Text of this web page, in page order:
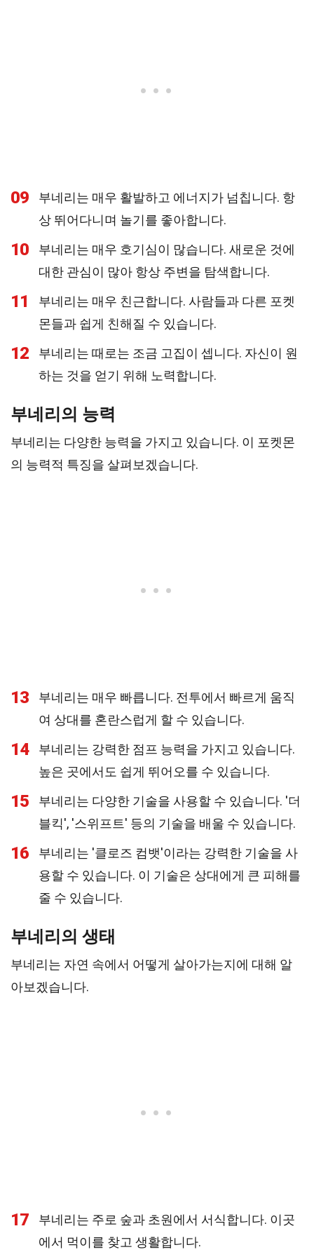
09
부네리는 매우 활발하고 에너지가 넘칩니다. 항
상 뛰어다니며 놀기를 좋아합니다.
10
부네리는 매우 호기심이 많습니다. 새로운 것에
대한 관심이 많아 항상 주변을 탐색합니다.
11
부네리는 매우 친근합니다. 사람들과 다른 포켓
몬들과 쉽게 친해질 수 있습니다.
12
부네리는 때로는 조금 고집이 셉니다. 자신이 원
하는 것을 얻기 위해 노력합니다.
부네리의 능력
부네리는 다양한 능력을 가지고 있습니다. 이 포켓몬
의 능력적 특징을 살펴보겠습니다.
13
부네리는 매우 빠릅니다. 전투에서 빠르게 움직
여 상대를 혼란스럽게 할 수 있습니다.
14
부네리는 강력한 점프 능력을 가지고 있습니다.
높은 곳에서도 쉽게 뛰어오를 수 있습니다.
15
부네리는 다양한 기술을 사용할 수 있습니다. '더
블킥', '스위프트' 등의 기술을 배울 수 있습니다.
16
부네리는 '클로즈 컴뱃'이라는 강력한 기술을 사
용할 수 있습니다. 이 기술은 상대에게 큰 피해를
줄 수 있습니다.
부네리의 생태
부네리는 자연 속에서 어떻게 살아가는지에 대해 알
아보겠습니다.
17
부네리는 주로 숲과 초원에서 서식합니다. 이곳
에서 먹이를 찾고 생활합니다.